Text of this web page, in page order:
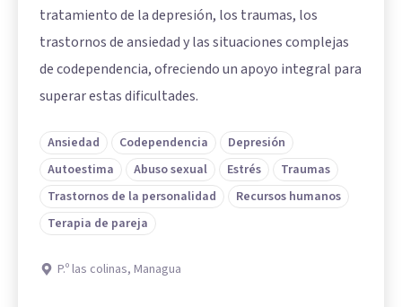
tratamiento de la depresión, los traumas, los
trastornos de ansiedad y las situaciones complejas
de codependencia, ofreciendo un apoyo integral para
superar estas dificultades.
Ansiedad Codependencia
Depresión
Autoestima
Abuso sexual Estrés
Traumas
Trastornos de la personalidad
Recursos humanos
Terapia de pareja
P.º las colinas, Managua